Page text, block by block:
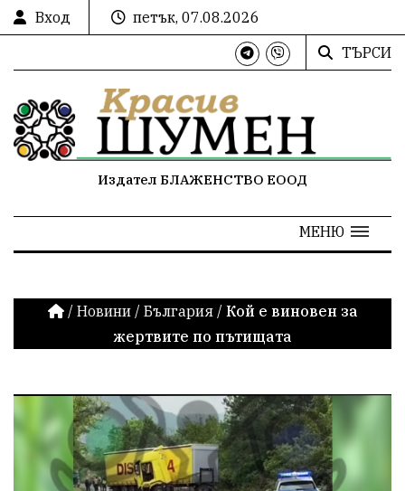
Вход
петък, 07.08.2026
ТЪРСИ
Издател БЛАЖЕНСТВО ЕООД
МЕНЮ
/ Новини / България / Кой е виновен за
жертвите по пътищата